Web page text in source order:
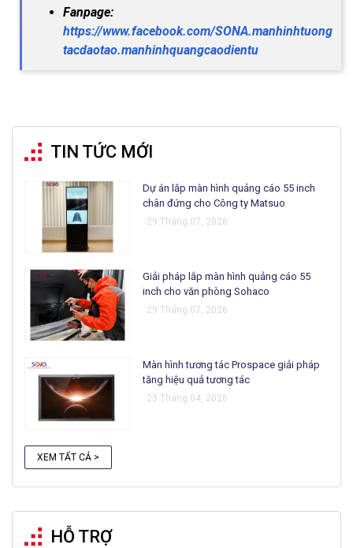
Fanpage:
https://www.facebook.com/SONA.manhinhtuong
tacdaotao.manhinhquangcaodientu
TIN TỨC MỚI
Dự án lắp màn hình quảng cáo 55 inch
chân đứng cho Công ty Matsuo
29 Tháng 07, 2026
Giải pháp lắp màn hình quảng cáo 55
inch cho văn phòng Sohaco
29 Tháng 07, 2026
Màn hình tương tác Prospace giải pháp
tăng hiệu quả tương tác
23 Tháng 04, 2026
XEM TẤT CẢ >
HỖ TRỢ